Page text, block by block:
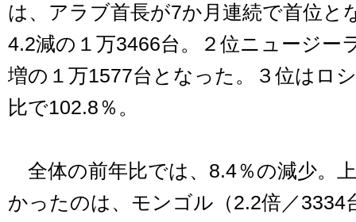
は、アラブ首長が7か月連続で首位と
4.2減の１万3466台。２位ニュージー
増の１万1577台となった。３位はロ
比で102.8％。
全体の前年比では、8.4％の減少。
かったのは、モンゴル（2.2倍／